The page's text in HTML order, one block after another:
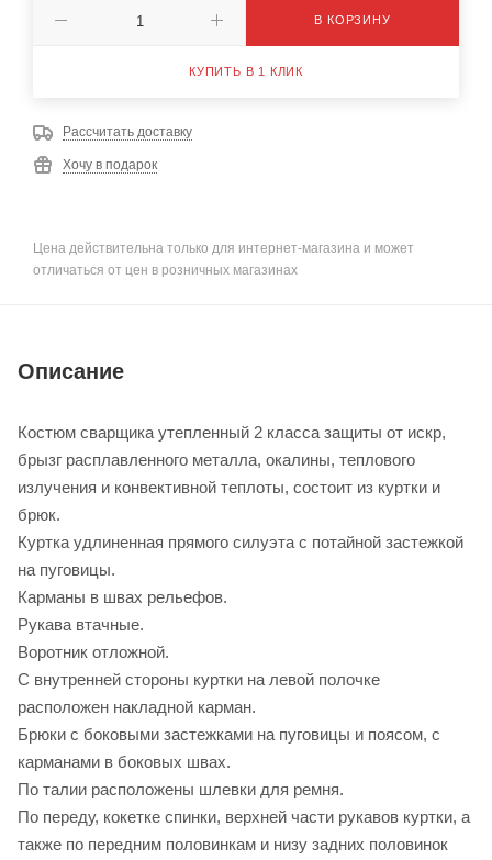
В КОРЗИНУ
КУПИТЬ В 1 КЛИК
Рассчитать доставку
Хочу в подарок
Цена действительна только для интернет-магазина и может
отличаться от цен в розничных магазинах
Описание
Костюм сварщика утепленный 2 класса защиты от искр,
брызг расплавленного металла, окалины, теплового
излучения и конвективной теплоты, состоит из куртки и
брюк.
Куртка удлиненная прямого силуэта с потайной застежкой
на пуговицы.
Карманы в швах рельефов.
Рукава втачные.
Воротник отложной.
С внутренней стороны куртки на левой полочке
расположен накладной карман.
Брюки с боковыми застежками на пуговицы и поясом, с
карманами в боковых швах.
По талии расположены шлевки для ремня.
По переду, кокетке спинки, верхней части рукавов куртки, а
также по передним половинкам и низу задних половинок